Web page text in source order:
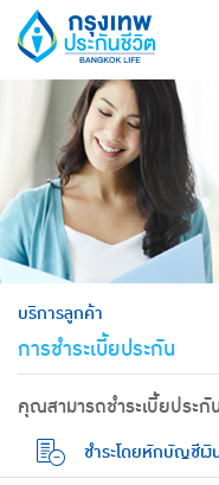
บริการลูกค้า
การชำระเบี้ยประกัน
คุณสามารถชำระเบี้ยประ
ชำระโดยหักบัญชีเ